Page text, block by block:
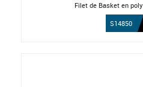
Filet de Basket en
S14850